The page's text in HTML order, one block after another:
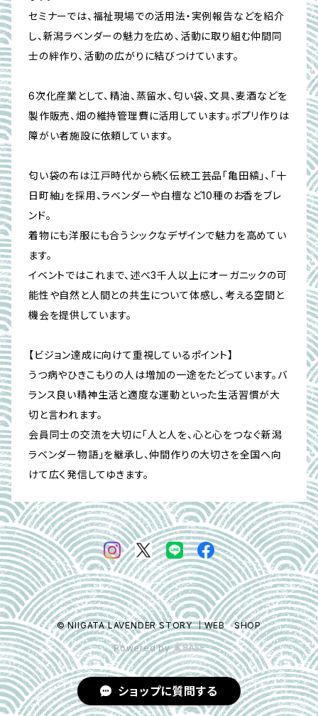
セミナーでは、福祉現場での活用法・実例報告などを紹介
し、新潟ラベンダーの魅力を広め、活動に取り組む仲間同
士の絆作り、活動の広がりに結びつけています。
6次化産業として、精油、蒸留水、匂い袋、文具、麦酒などを
製作販売、畑の維持管理費に活用しています。ポプリ作りは
障がい者施設に依頼しています。
匂い袋の布は江戸時代から続く伝統工芸品「亀田縞」、「十
日町紬」を採用、ラベンダーや白檀など10種のお香をブレ
ンド。
着物にも洋服にも合うシックなデザインで魅力を高めてい
ます。
イベントではこれまで、述べ3千人以上にオーガニックの可
能性や自然と人間との共生について体感し、考える空間と
機会を提供しています。
【ビジョン達成に向けて重視しているポイント】
うつ病やひきこもりの人は増加の一途をたどっています。バ
ランス良い精神生活と適度な運動といった生活習慣が大
切と言われます。
会員同士の交流を大切に「人と人を、心と心をつなぐ新潟
ラベンダー物語」を継承し、仲間作りの大切さを全国へ向
けて広く発信してゆきます。
© NIIGATA LAVENDER STORY ｜WEB SHOP
Powered by
ショップに質問する